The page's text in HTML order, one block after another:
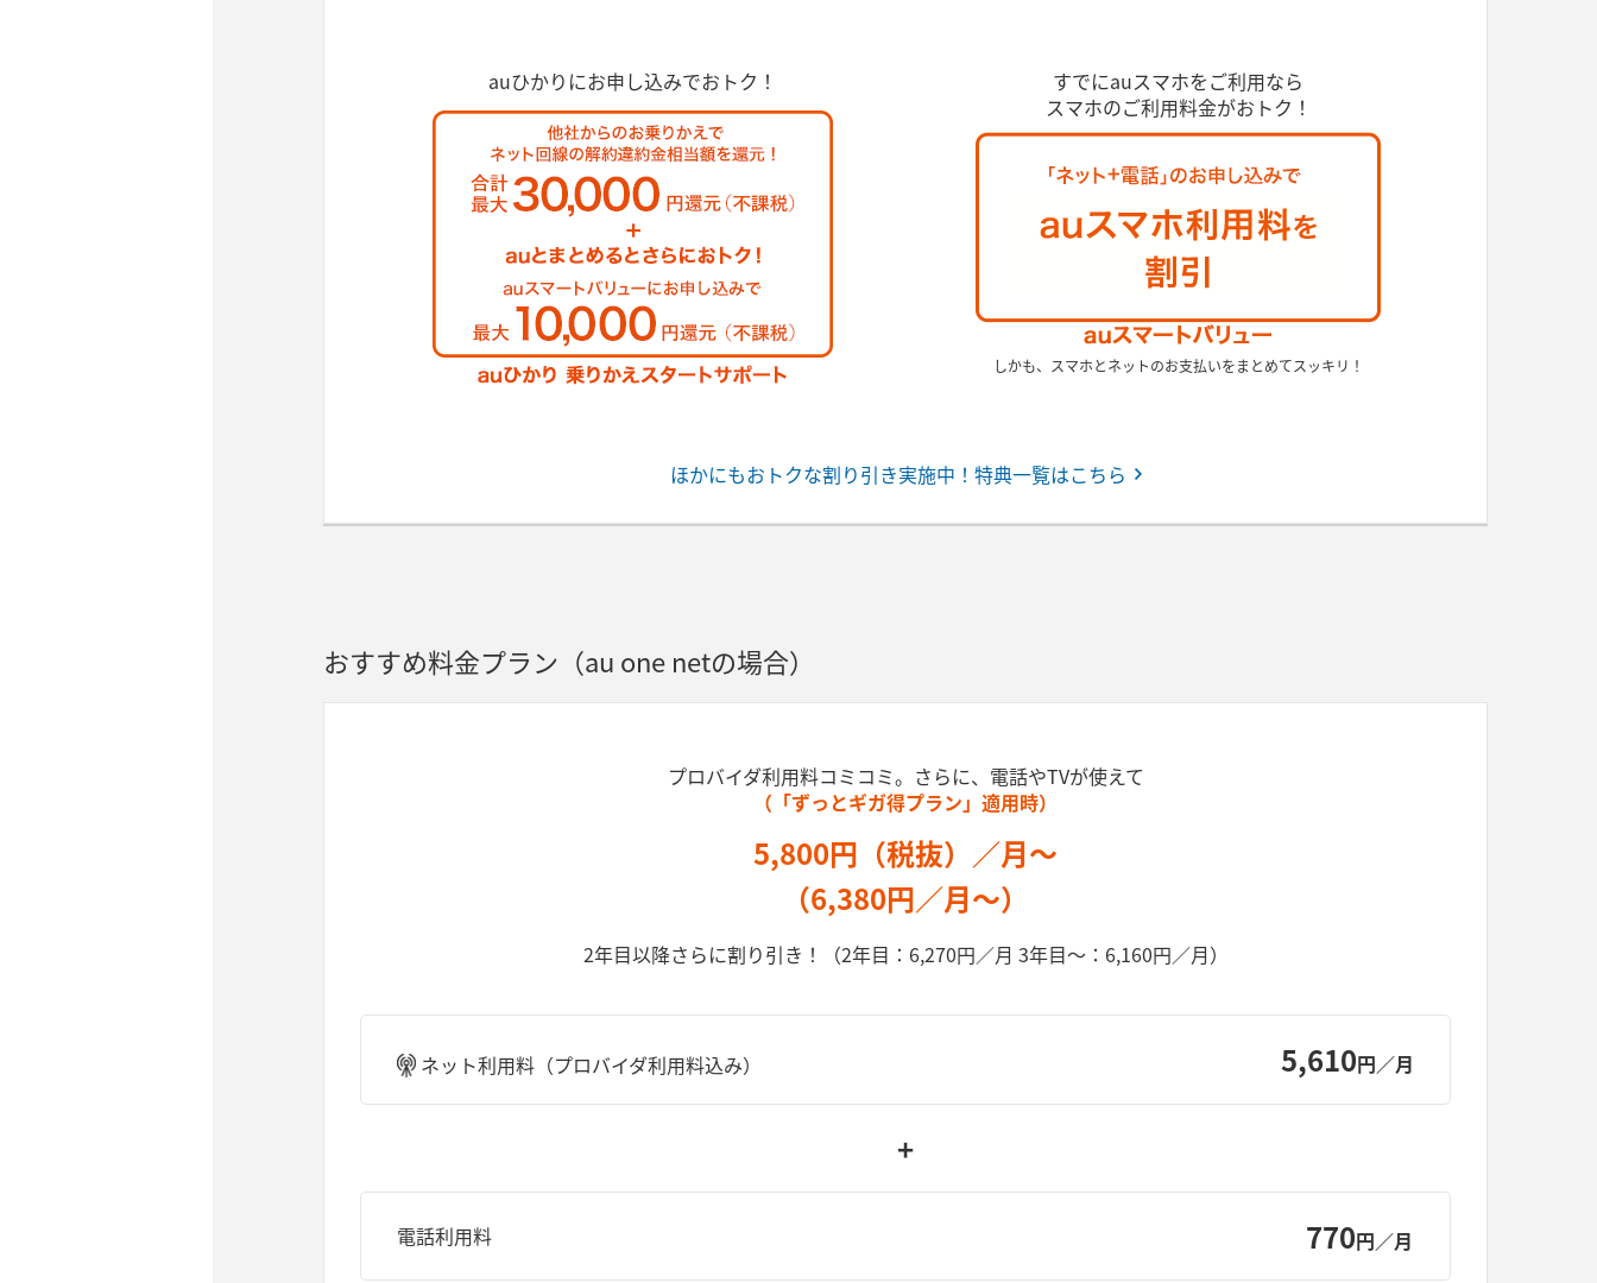
auひかりにお申し込みでおトク！
すでにauスマホをご利用なら
スマホのご利用料金がおトク！
しかも、スマホとネットのお支払いをまとめてスッキリ！
ほかにもおトクな割り引き実施中！ 特典一覧はこちら
おすすめ料金プラン （au one netの場合）
プロバイダ利用料コミコミ。さらに、電話やTVが使えて
（「ずっとギガ得プラン」適用時）
5,800円（税抜）／月～
（6,380円／月～）
2年目以降さらに割り引き！（2年目：6,270円／月 3年目～：6,160円／月）
ネット利用料（プロバイダ利用料込み） 5,610円／月
+
電話利用料 770円／月